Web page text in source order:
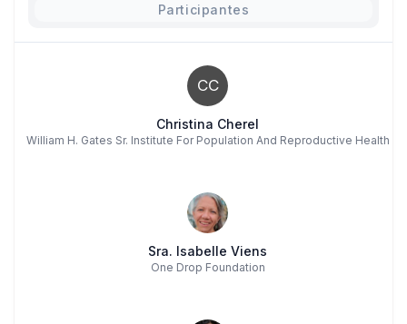
Participantes
CC
Christina Cherel
William H. Gates Sr. Institute For Population And Reproductive Health
Sra. Isabelle Viens
One Drop Foundation